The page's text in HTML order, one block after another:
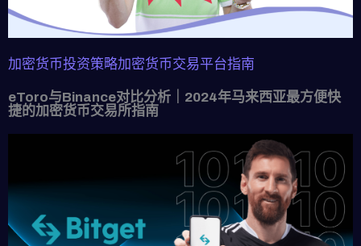
加密货币投资策略加密货币交易平台指南
eToro与Binance对比分析｜2024年马来西亚最方便快
捷的加密货币交易所指南